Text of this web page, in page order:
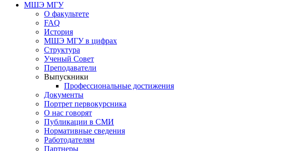
МШЭ МГУ
О факультете
FAQ
История
МШЭ МГУ в цифрах
Структура
Ученый Совет
Преподаватели
Выпускники
Профессиональные достижения
Документы
Портрет первокурсника
О нас говорят
Публикации в СМИ
Нормативные сведения
Работодателям
Партнеры